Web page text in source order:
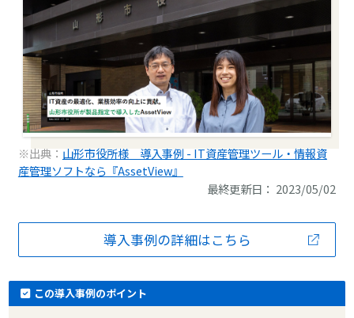
※出典： 山形市役所様 導入事例 - IT資産管理ツール・情報資
産管理ソフトなら『AssetView』
最終更新日： 2023/05/02
導入事例の詳細はこちら
この導入事例のポイント